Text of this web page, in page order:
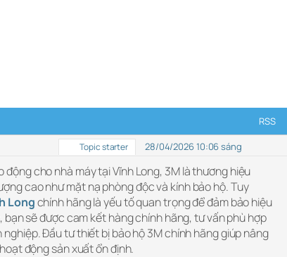
RSS
Topic starter 28/04/2026 10:06 sáng
động cho nhà máy tại Vĩnh Long, 3M là thương hiệu
cao như mặt nạ phòng độc và kính bảo hộ. Tuy
Longchính hãng là yếu tố quan trọng để đảm bảo hiệu
bạn sẽ được cam kết hàng chính hãng, tư vấn phù hợp
Đầu tư thiết bị bảo hộ 3M chính hãng giúp nâng
động sản xuất ổn định.